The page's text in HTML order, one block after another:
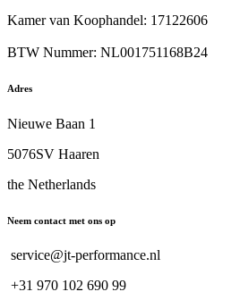
Kamer van Koophandel: 17122606
BTW Nummer: NL001751168B24
Adres
Nieuwe Baan 1
5076SV Haaren
the Netherlands
Neem contact met ons op
service@jt-performance.nl
+31 970 102 690 99